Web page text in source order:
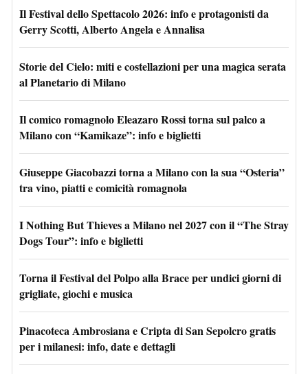
Il Festival dello Spettacolo 2026: info e protagonisti da
Gerry Scotti, Alberto Angela e Annalisa
Storie del Cielo: miti e costellazioni per una magica serata
al Planetario di Milano
Il comico romagnolo Eleazaro Rossi torna sul palco a
Milano con “Kamikaze”: info e biglietti
Giuseppe Giacobazzi torna a Milano con la sua “Osteria”
tra vino, piatti e comicità romagnola
I Nothing But Thieves a Milano nel 2027 con il “The Stray
Dogs Tour”: info e biglietti
Torna il Festival del Polpo alla Brace per undici giorni di
grigliate, giochi e musica
Pinacoteca Ambrosiana e Cripta di San Sepolcro gratis
per i milanesi: info, date e dettagli